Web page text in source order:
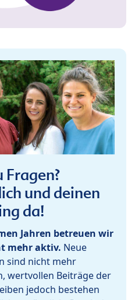
Fragen?
und deinen
da!
Jahren betreuen wir
mehr aktiv. Neue
sind nicht mehr
wertvollen Beiträge der
jedoch bestehen